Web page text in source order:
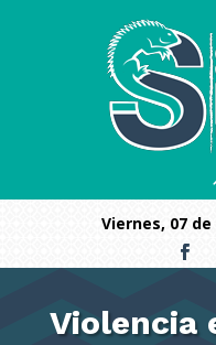
viernes, 07
Violencia